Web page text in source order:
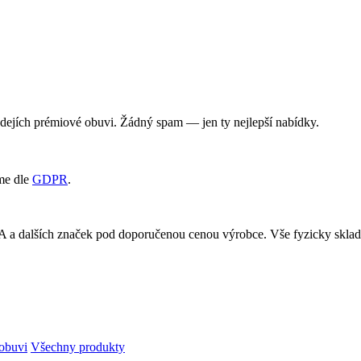
prémiové obuvi. Žádný spam — jen ty nejlepší nabídky.
dle GDPR.
dalších značek pod doporučenou cenou výrobce. Vše fyzicky
Všechny produkty